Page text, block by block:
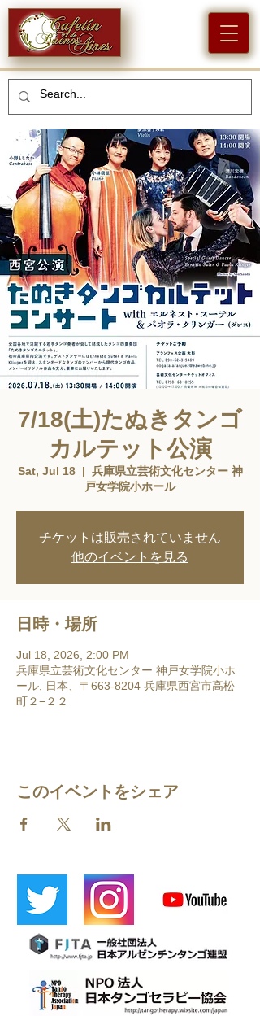
7/18(土)たぬきタンゴ
カルテット公演
Sat, Jul 18
  |
兵庫県立芸術文化センター 神
戸女学院小ホール
チケットは販売されていません
他のイベントを見る
日時・場所
Jul 18, 2026, 2:00 PM
兵庫県立芸術文化センター 神戸女学院小ホ
ール, 日本、〒663-8204 兵庫県西宮市高松
町２−２２
このイベントをシェア